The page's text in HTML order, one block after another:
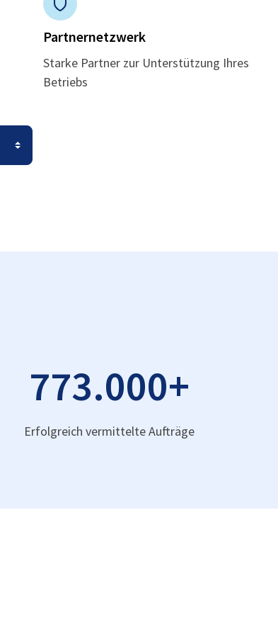
Partnernetzwerk
Starke Partner zur Unterstützung Ihres
Betriebs
773.000+
Erfolgreich vermittelte Aufträge